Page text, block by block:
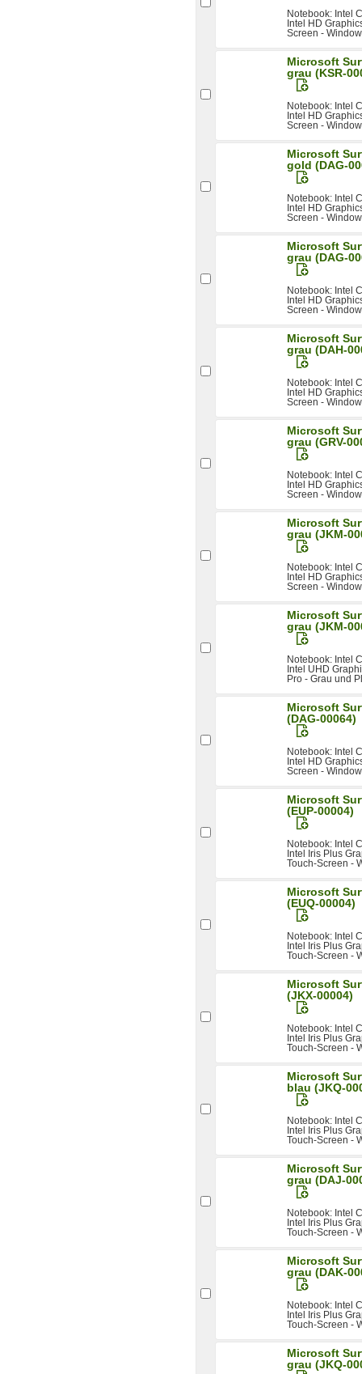
Notebook: Intel
Intel HD
Screen -
Microsoft
grau (KSR-
Notebook: Intel
Intel HD
Screen -
Microsoft
gold (DAG-
Notebook: Intel
Intel HD
Screen -
Microsoft
grau (DAG-
Notebook: Intel
Intel HD
Screen -
Microsoft
grau (DAH-
Notebook: Intel
Intel HD
Screen -
Microsoft
grau (GRV-
Notebook: Intel
Intel HD
Screen -
Microsoft
grau (JKM-
Notebook: Intel
Intel HD
Screen -
Microsoft
grau (JKM-
Notebook: Intel
Intel UHD
Pro - Grau und
Microsoft
(DAG-00064)
Notebook: Intel
Intel HD
Screen -
Microsoft
(EUP-00004)
Notebook: Intel
Intel Iris Plus
Touch-Screen -
Microsoft
(EUQ-00004)
Notebook: Intel
Intel Iris Plus
Touch-Screen -
Microsoft
(JKX-00004)
Notebook: Intel
Intel Iris Plus
Touch-Screen -
Microsoft
blau (JKQ-
Notebook: Intel
Intel Iris Plus
Touch-Screen -
Microsoft
grau (DAJ-
Notebook: Intel
Intel Iris Plus
Touch-Screen -
Microsoft
grau (DAK-
Notebook: Intel
Intel Iris Plus
Touch-Screen -
Microsoft
grau (JKQ-